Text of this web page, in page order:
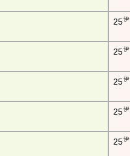
25伊
25伊
25伊
25伊
25伊